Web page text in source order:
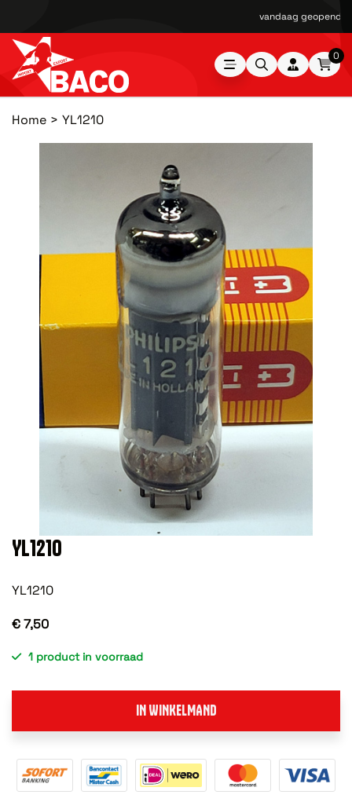
vandaag geopend
0
Home YL1210
YL1210
YL1210
€ 7,50
1 product in voorraad
IN WINKELMAND